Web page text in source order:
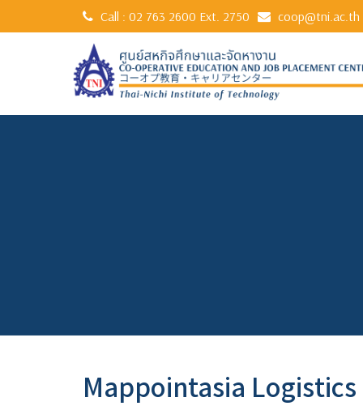
Call : 02 763 2600 Ext. 2750 coop@tni.ac.th
Mappointasia